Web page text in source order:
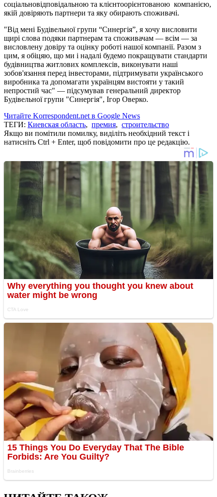
соціальновідповідальною та клієнтоорієнтованою компанією,
якій довіряють партнери та яку обирають споживачі.
"Від мені Будівельної групи “Синергія”, я хочу висловити
щирі слова подяки партнерам та споживачам — всім — за
висловлену довіру та оцінку роботі нашої компанії. Разом з
цим, я обіцяю, що ми і надалі будемо покращувати стандарти
будівництва житлових комплексів, виконувати наші
зобов'язання перед інвесторами, підтримувати українського
виробника та допомагати українцям вистояти у такий
непростий час" — підсумував генеральний директор
Будівельної групи "Синергія", Ігор Оверко.
Читайте Korrespondent.net в Google News
ТЕГИ: Киевская область, премия, строительство
Якщо ви помітили помилку, виділіть необхідний текст і
натисніть Ctrl + Enter, щоб повідомити про це редакцію.